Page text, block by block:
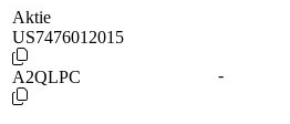
Aktie
US7476012015
A2QLPC -